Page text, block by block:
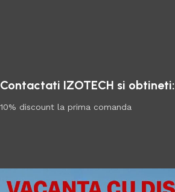
Contactati IZOTECH si obtineti:
10% discount la prima comanda